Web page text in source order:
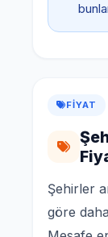
FIYAT
Şehirler
göre